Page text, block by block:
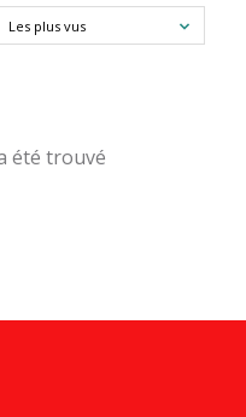
Les plus vus
été trouvé